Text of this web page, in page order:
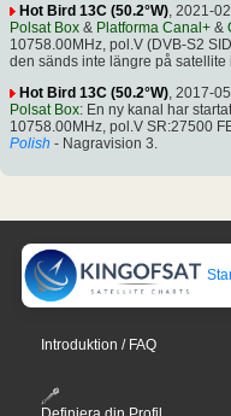
Hot Bird 13C (50.2°W) , 2021-
Polsat Box & Platforma Canal+ &
10758.00MHz, pol.V (DVB-S2
den sänds inte längre på satellite
Hot Bird 13C (50.2°W), 2017-
Polsat Box: En ny kanal har
10758.00MHz, pol.V SR:27500
Polish - Nagravision 3.
Introduktion / FAQ